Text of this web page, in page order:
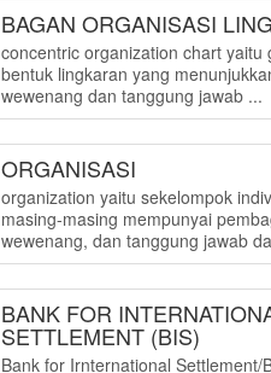
BAGAN ORGANISASI
concentric organization chart yaitu
bentuk lingkaran yang
wewenang dan tanggung jawab ...
ORGANISASI
organization yaitu sekelompok
masing-masing mempunyai
wewenang, dan tanggung jawab
BANK FOR
SETTLEMENT (BIS)
Bank for Irnternational Settlement/